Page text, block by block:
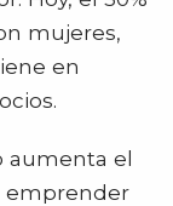
mujeres,
en
aumenta el
emprender